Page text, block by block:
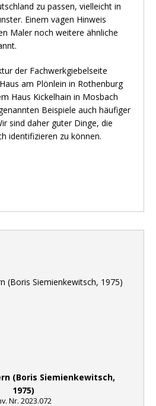
zu passen, vielleicht in
Einem vagen Hinweis
Maler noch weitere ähnliche
der Fachwerkgiebelseite
am Plönlein in Rothenburg
Haus Kickelhain in Mosbach
Beispiele auch häufiger
sind daher guter Dinge, die
identifizieren zu können.
(Boris Siemienkewitsch,
1975)
Nr. 2023.072